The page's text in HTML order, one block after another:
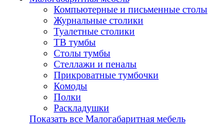
Компьютерные и письменные столы
Журнальные столики
Туалетные столики
ТВ тумбы
Столы тумбы
Стеллажи и пеналы
Прикроватные тумбочки
Комоды
Полки
Раскладушки
Показать все Малогабаритная мебель